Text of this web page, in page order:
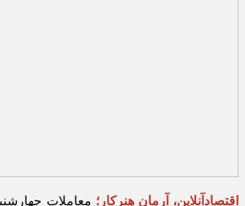
اقتصادآنلاین، آرمان هنرکار؛